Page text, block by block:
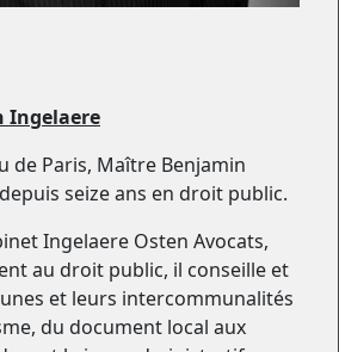
Ingelaere
de Paris, Maître Benjamin
seize ans en droit public.
Ingelaere Osten Avocats,
au droit public, il conseille et
et leurs intercommunalités
du document local aux